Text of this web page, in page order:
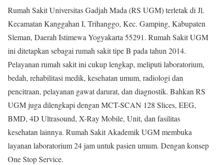
Rumah Sakit Universitas Gadjah Mada (RS UGM) terletak di Jl.
Kecamatan Kanggahan I, Trihanggo, Kec. Gamping, Kabupaten
Sleman, Daerah Istimewa Yogyakarta 55291. Rumah Sakit UGM
ini ditetapkan sebagai rumah sakit tipe B pada tahun 2014.
Pelayanan rumah sakit ini cukup lengkap, meliputi laboratorium,
bedah, rehabilitasi medik, kesehatan umum, radiologi dan
pencitraan, pelayanan gawat darurat, dan diagnostik. Bahkan RS
UGM juga dilengkapi dengan MCT-SCAN 128 Slices, EEG,
BMD, 4D Ultrasound, X-Ray Mobile, Unit, dan fasilitas
kesehatan lainnya. Rumah Sakit Akademik UGM membuka
layanan laboratorium 24 jam untuk pasien umum. Dengan konsep
One Stop Service.